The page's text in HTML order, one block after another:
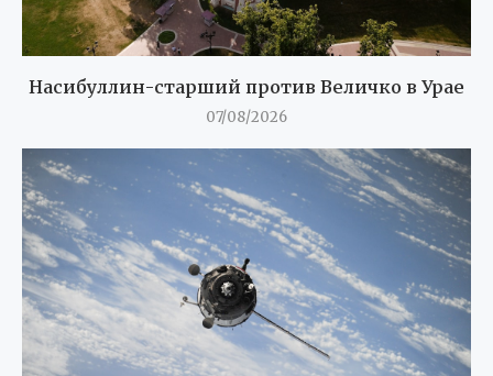
Насибуллин-старший против Величко в Урае
07/08/2026